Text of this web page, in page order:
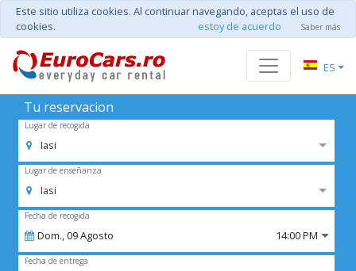
Este sitio utiliza cookies. Al continuar navegando, aceptas el uso de
cookies.
estoy de acuerdo Saber más
ES
Tu reservacion
Lugar de recogida
Iasi
Lugar de enseñanza
Iasi
Fecha de recogida
Dom.,09Agosto 14:00 PM
Fecha de entrega